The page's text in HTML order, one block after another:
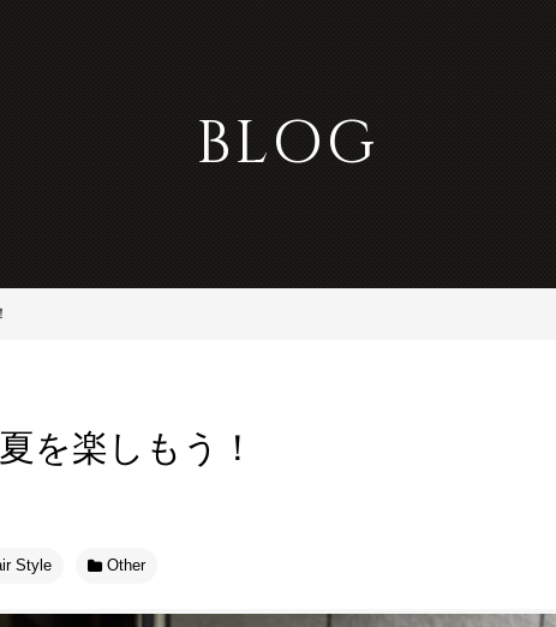
BLOG
を楽しもう！
Style Other